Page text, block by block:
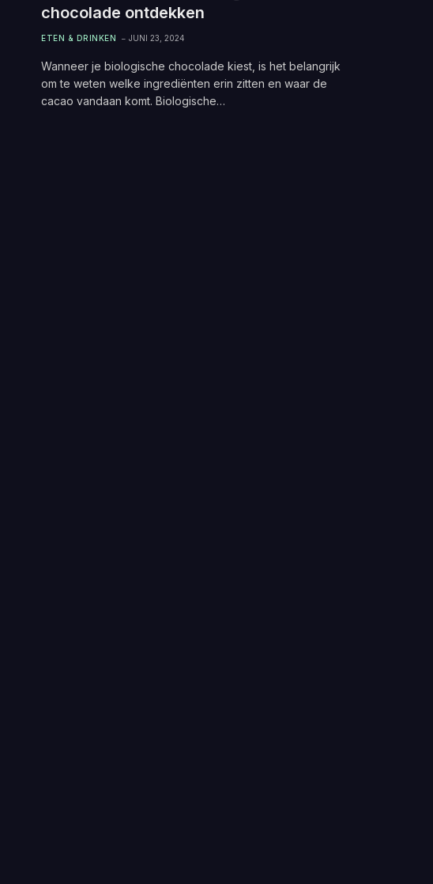
chocolade ontdekken
ETEN & DRINKEN JUNI 23, 2024
Wanneer je biologische chocolade kiest, is het belangrijk
om te weten welke ingrediënten erin zitten en waar de
cacao vandaan komt. Biologische…